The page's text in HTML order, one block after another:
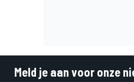
Meld je aan voor onze